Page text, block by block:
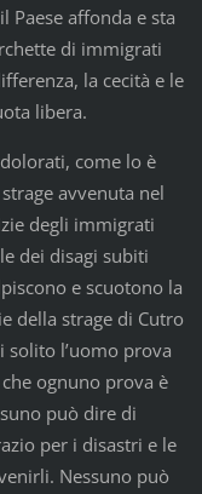
Paese affonda e sta
di immigrati
la cecità e le
libera.
come lo è
avvenuta nel
degli immigrati
dei disagi subiti
e scuotono la
della strage di Cutro
solito l’uomo prova
ognuno prova è
può dire di
per i disastri e le
Nessuno può